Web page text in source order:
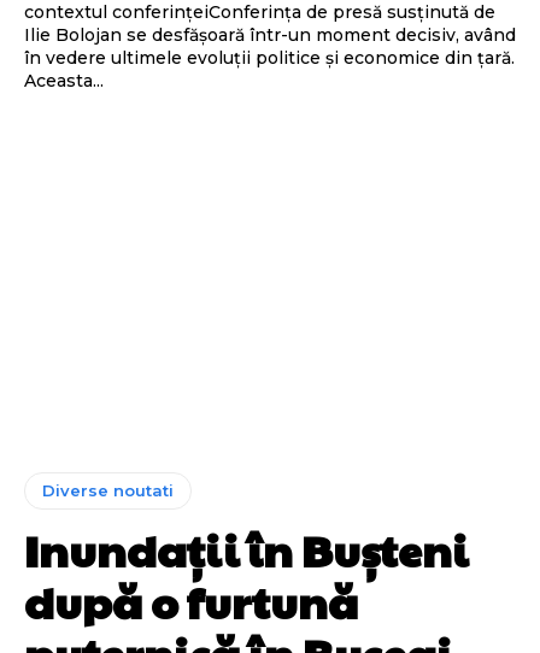
contextul conferințeiConferința de presă susținută de
Ilie Bolojan se desfășoară într-un moment decisiv, având
în vedere ultimele evoluții politice și economice din țară.
Aceasta...
Diverse noutati
Inundații în Bușteni
după o furtună